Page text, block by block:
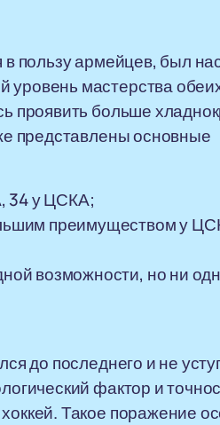
пользу армейцев, был
мастерства
проявить больше
представлены основные
34 у ЦСКА;
преимуществом у
возможности, но ни
до последнего и не
фактор и
Такое поражение